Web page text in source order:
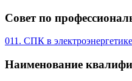
Совет по
011. СПК в электроэнергетике
Наименование